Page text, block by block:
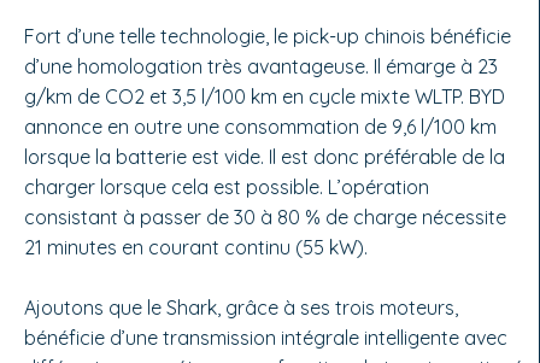
Fort d’une telle technologie, le pick-up chinois bénéficie
d’une homologation très avantageuse. Il émarge à 23
g/km de CO2 et 3,5 l/100 km en cycle mixte WLTP. BYD
annonce en outre une consommation de 9,6 l/100 km
lorsque la batterie est vide. Il est donc préférable de la
charger lorsque cela est possible. L’opération
consistant à passer de 30 à 80 % de charge nécessite
21 minutes en courant continu (55 kW).
Ajoutons que le Shark, grâce à ses trois moteurs,
bénéficie d’une transmission intégrale intelligente avec